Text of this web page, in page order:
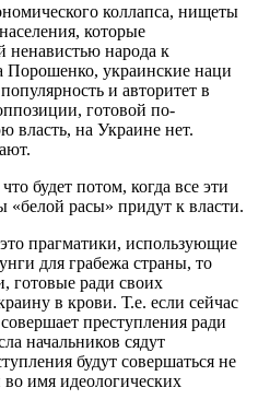
коллапса, нищеты
которые
ненавистью народа к
Порошенко, украинские наци
и авторитет в
готовой по-
власть, на Украине нет.
будет потом, когда все эти
расы» придут к власти.
прагматики, использующие
для грабежа страны, то
готовые ради своих
в крови. Т.е. если сейчас
преступления ради
начальников сядут
будут совершаться не
имя идеологических